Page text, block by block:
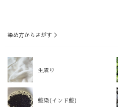
染め方からさがす ＞
生成り
藍染(インド藍)